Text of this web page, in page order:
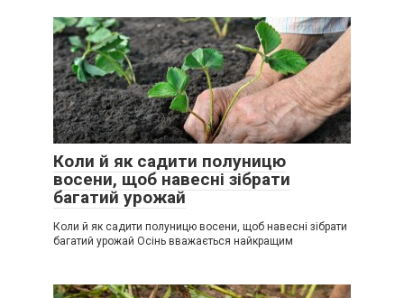
Коли й як садити полуницю
восени, щоб навесні зібрати
багатий урожай
Коли й як садити полуницю восени, щоб навесні зібрати
багатий урожай Осінь вважається найкращим